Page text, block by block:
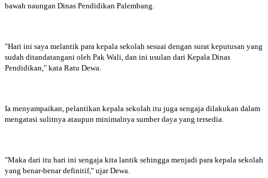
bawah naungan Dinas Pendidikan Palembang.
"Hari ini saya melantik para kepala sekolah sesuai dengan surat keputusan yang
sudah ditandatangani oleh Pak Wali, dan ini usulan dari Kepala Dinas
Pendidikan," kata Ratu Dewa.
Ia menyampaikan, pelantikan kepala sekolah itu juga sengaja dilakukan dalam
mengatasi sulitnya ataupun minimalnya sumber daya yang tersedia.
"Maka dari itu hari ini sengaja kita lantik sehingga menjadi para kepala sekolah
yang benar-benar definitif," ujar Dewa.